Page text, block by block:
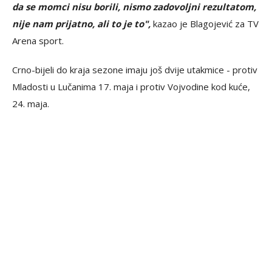
da se momci nisu borili, nismo zadovoljni rezultatom,
nije nam prijatno, ali to je to", kazao je Blagojević za TV
Arena sport.
Crno-bijeli do kraja sezone imaju još dvije utakmice - protiv
Mladosti u Lučanima 17. maja i protiv Vojvodine kod kuće,
24. maja.